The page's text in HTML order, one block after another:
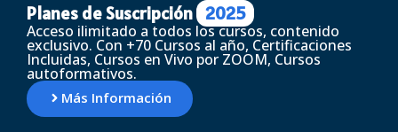
Planes de Suscripción 2025
Acceso ilimitado a todos los cursos, contenido
exclusivo. Con +70 Cursos al año, Certificaciones
Incluidas, Cursos en Vivo por ZOOM, Cursos
autoformativos.
Más Información